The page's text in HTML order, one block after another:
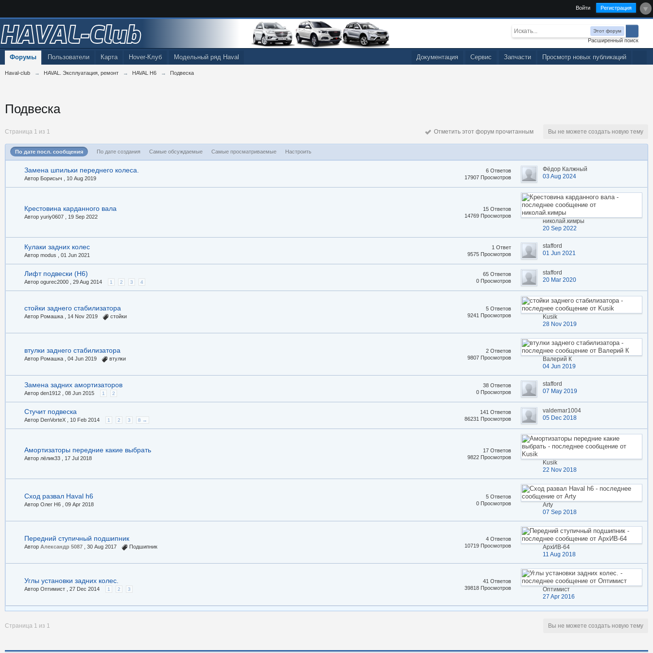
Войти Регистрация
HAVAL-Club Этот форум
Расширенный поиск
Просмотр новых публикаций
Карта Hover-Клуб Модельный ряд Haval Запчасти
Сервис
Документация
Форумы Пользователи
Haval-club → HAVAL. Эксплуатация, ремонт → HAVAL H6 → Подвеска
Подвеска
Страница 1 из 1 Вы не можете создать новую тему
Отметить этот форум прочитанным
По дате посл. сообщения По дате создания Самые обсуждаемые Самые просматриваемые Настроить
Замена шпильки переднего колеса.
Автор Борисыч , 10 Aug 2019
6 Ответов
17907 Просмотров
Фёдор Калжный
03 Aug 2024
Крестовина карданного вала
Автор yuriy0607 , 19 Sep 2022
15 Ответов
14769 Просмотров
николай.кимры
20 Sep 2022
Кулаки задних колес
Автор modus , 01 Jun 2021
1 Ответ
9575 Просмотров
stafford
01 Jun 2021
Лифт подвески (Н6)
Автор ogurec2000 , 29 Aug 2014 1 2 3 4
65 Ответов
0 Просмотров
stafford
20 Mar 2020
стойки заднего стабилизатора
Автор Ромашка , 14 Nov 2019 стойки
5 Ответов
9241 Просмотров
Kusik
28 Nov 2019
втулки заднего стабилизатора
Автор Ромашка , 04 Jun 2019 втулки
2 Ответов
9807 Просмотров
Валерий К
04 Jun 2019
Замена задних амортизаторов
Автор den1912 , 08 Jun 2015 1 2
38 Ответов
0 Просмотров
stafford
07 May 2019
Стучит подвеска
Автор DenVorteX , 10 Feb 2014 1 2 3 8 →
141 Ответов
86231 Просмотров
valdemar1004
05 Dec 2018
Амортизаторы передние какие выбрать
Автор лёлик33 , 17 Jul 2018
17 Ответов
9822 Просмотров
Kusik
22 Nov 2018
Сход развал Haval h6
Автор Олег Н6 , 09 Apr 2018
5 Ответов
0 Просмотров
Arty
07 Sep 2018
Передний ступичный подшипник
Автор Александр 5087 30 Aug 2017 Подшипник
4 Ответов
10719 Просмотров
АрхИВ-64
11 Aug 2018
Углы установки задних колес.
Автор Оптимист , 27 Dec 2014 1 2 3
41 Ответов
39818 Просмотров
Оптимист
27 Apr 2016
Страница 1 из 1 Вы не можете создать новую тему